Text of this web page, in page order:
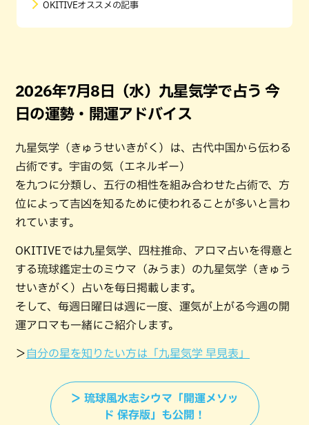
OKITIVEオススメの記事
2026年7月8日（水）九星気学で占う 今
日の運勢・開運アドバイス
九星気学（きゅうせいきがく）は、古代中国から伝わる
占術です。宇宙の気（エネルギー）
を九つに分類し、五行の相性を組み合わせた占術で、方
位によって吉凶を知るために使われることが多いと言わ
れています。
OKITIVEでは九星気学、四柱推命、アロマ占いを得意と
する琉球鑑定士のミウマ（みうま）の九星気学（きゅう
せいきがく）占いを毎日掲載します。
そして、毎週日曜日は週に一度、運気が上がる今週の開
運アロマも一緒にご紹介します。
＞ 自分の星を知りたい方は「九星気学 早見表」
＞ 琉球風水志シウマ「開運メソッ
ド 保存版」も公開！